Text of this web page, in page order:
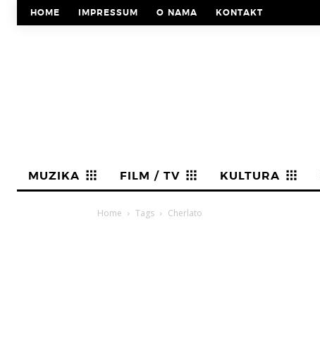
HOME IMPRESSUM O NAMA KONTAKT
MUZIKA FILM / TV KULTURA
Home Tags Cherlato